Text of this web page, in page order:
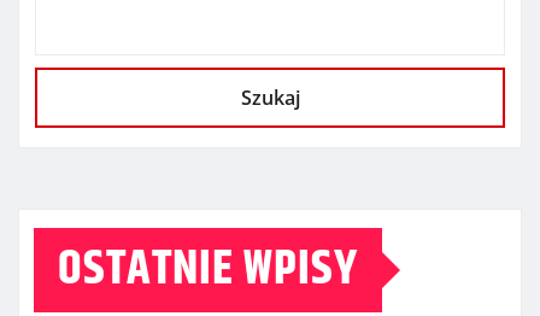
Szukaj
OSTATNIE WPISY